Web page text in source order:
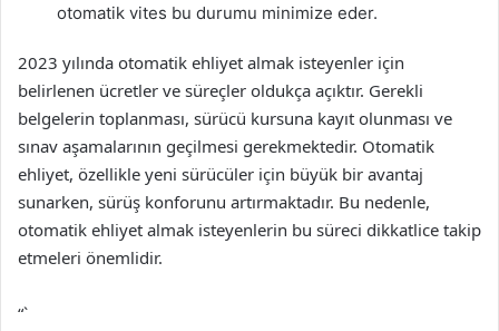
otomatik vites bu durumu minimize eder.
2023 yılında otomatik ehliyet almak isteyenler için
belirlenen ücretler ve süreçler oldukça açıktır. Gerekli
belgelerin toplanması, sürücü kursuna kayıt olunması ve
sınav aşamalarının geçilmesi gerekmektedir. Otomatik
ehliyet, özellikle yeni sürücüler için büyük bir avantaj
sunarken, sürüş konforunu artırmaktadır. Bu nedenle,
otomatik ehliyet almak isteyenlerin bu süreci dikkatlice takip
etmeleri önemlidir.
“`